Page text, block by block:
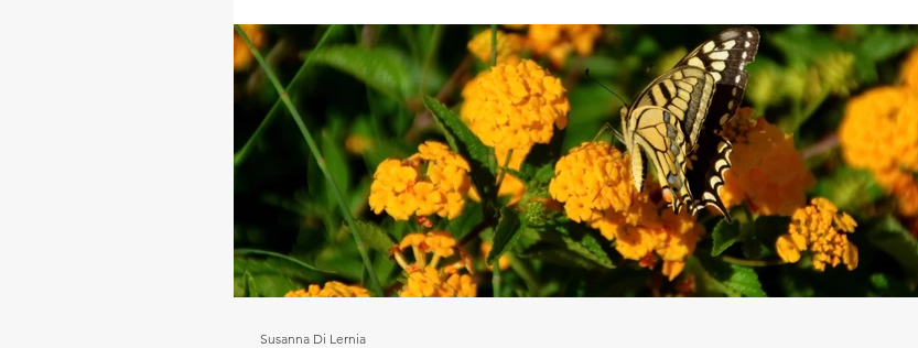
Susanna Di Lernia